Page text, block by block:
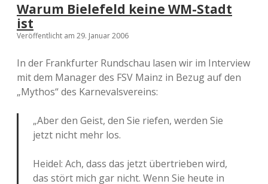
Warum Bielefeld keine WM-Stadt
ist
Veröffentlicht am 29. Januar 2006
In der Frankfurter Rundschau lasen wir im Interview
mit dem Manager des FSV Mainz in Bezug auf den
„Mythos“ des Karnevalsvereins:
„Aber den Geist, den Sie riefen, werden Sie
jetzt nicht mehr los.
Heidel: Ach, dass das jetzt übertrieben wird,
das stört mich gar nicht. Wenn Sie heute in